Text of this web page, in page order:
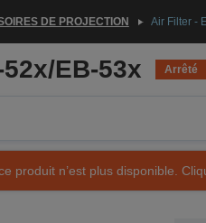
DE PROJECTION Air Filter -
EB-53x Arrêté
produit n’est plus disponible.